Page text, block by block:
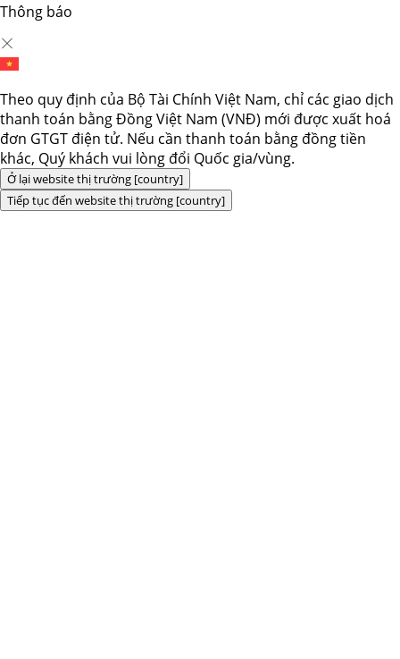
Thông báo
Theo quy định của Bộ Tài Chính Việt Nam, chỉ các giao dịch
thanh toán bằng Đồng Việt Nam (VNĐ) mới được xuất hoá
đơn GTGT điện tử. Nếu cần thanh toán bằng đồng tiền
khác, Quý khách vui lòng đổi Quốc gia/vùng.
Ở lại website thị trường [country]
Tiếp tục đến website thị trường [country]